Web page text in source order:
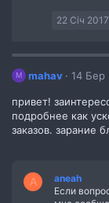
22 Січ 2017
M mahav 14 Бер
привет!
подробнее как
заказов. зарание
A
aneah
Если